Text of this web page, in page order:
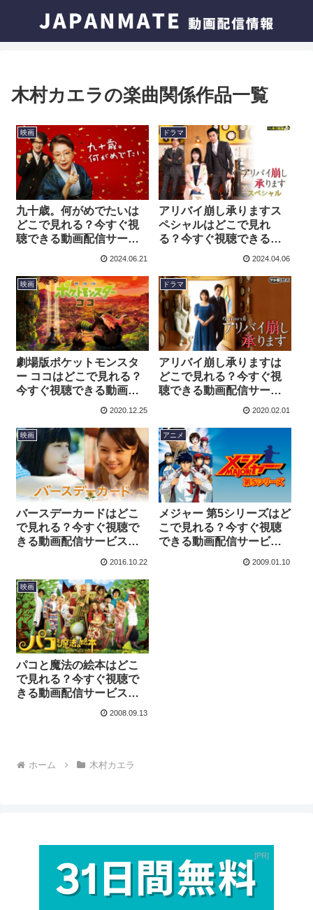
木村カエラの楽曲関係作品一覧
映画
九十歳。何がめでたいは
どこで見れる？今すぐ視
聴できる動画配信サービ
2024.06.21
ドラマ
アリバイ崩し承りますス
ペシャルはどこで見れ
る？今すぐ視聴できる動
画配信サービスを紹介！
2024.04.06
映画
劇場版ポケットモンスタ
ー ココはどこで見れる？
今すぐ視聴できる動画配
信サービスを紹介！
2020.12.25
ドラマ
アリバイ崩し承りますは
どこで見れる？今すぐ視
聴できる動画配信サービ
2020.02.01
映画
バースデーカードはどこ
で見れる？今すぐ視聴で
きる動画配信サービスを
2016.10.22
アニメ
メジャー 第5シリーズはど
こで見れる？今すぐ視聴
できる動画配信サービス
2009.01.10
映画
パコと魔法の絵本はどこ
で見れる？今すぐ視聴で
きる動画配信サービスを
2008.09.13
ホーム 木村カエラ
PR